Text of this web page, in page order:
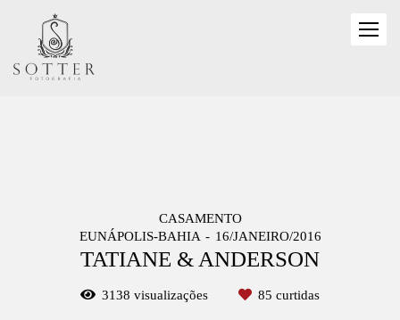
CASAMENTO
EUNÁPOLIS-BAHIA
16/JANEIRO/2016
TATIANE & ANDERSON
3138 visualizações 85 curtidas